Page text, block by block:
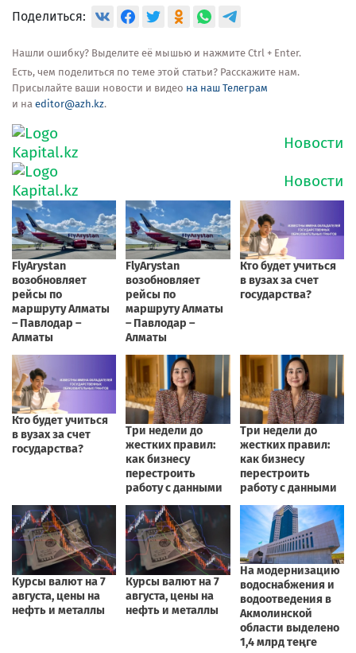
Поделиться:
Нашли ошибку? Выделите её мышью и нажмите Ctrl + Enter.
Есть, чем поделиться по теме этой статьи? Расскажите нам.
Присылайте ваши новости и видео на наш Телеграм
и на editor@azh.kz.